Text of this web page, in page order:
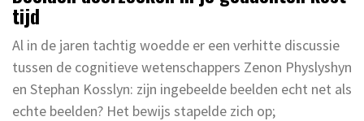
tijd
Al in de jaren tachtig woedde er een verhitte discussie
tussen de cognitieve wetenschappers Zenon Physlyshyn
en Stephan Kosslyn: zijn ingebeelde beelden echt net als
echte beelden? Het bewijs stapelde zich op;